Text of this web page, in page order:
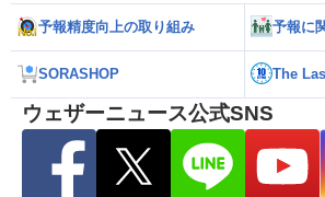
予報精度向上の取り組み 予報に
SORASHOP The
ウェザーニュース公式SNS